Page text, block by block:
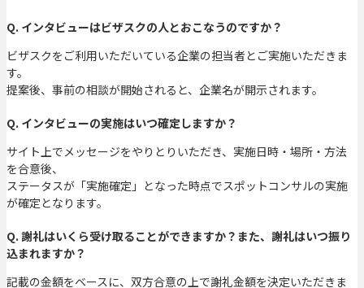
Q. インタビューはビザスクの人とおこなうのですか？
ビザスクをご利用いただいている企業の担当者とご実施いただきま
す。
提案後、事前の相談が開始されると、企業名が開示されます。
Q. インタビューの実施はいつ確定しますか？
サイト上でメッセージをやりとりいただき、実施日時・場所・方法
を合意後、
ステータスが「実施確定」となった時点でスポットコンサルの実施
が確定となります。
Q. 謝礼はいくら受け取ることができますか？また、謝礼はいつ振り
込まれますか？
記載の金額をベースに、双方合意の上で謝礼金額を決定いただきま